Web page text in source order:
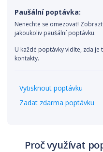
Paušální poptávka:
Nenechte se omezovat!
jakoukoliv paušální poptávku.
U každé poptávky vidíte, zda je
kontakty.
Vytisknout poptávku
Zadat zdarma poptávku
Proč využívat